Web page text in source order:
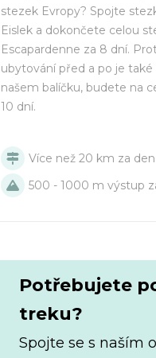
stezek Evropy? Spojte
Eislek a dokončete celou
Escapardenne za 8 dní.
ubytování před a po je
našem balíčku, budete na
10 dní.
Více než 20 km za den
500 - 1000 m výstup
Potřebujete
treku?
Spojte se s naším